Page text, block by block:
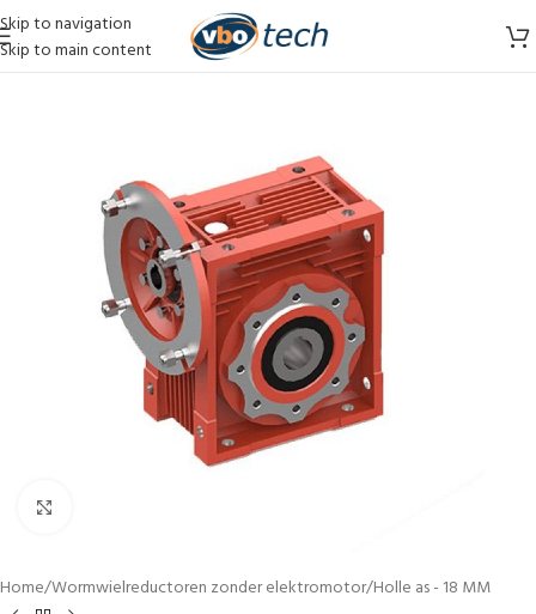
Skip to navigation
Skip to main content
Home/Wormwielreductoren zonder elektromotor/Holle as - 18 MM